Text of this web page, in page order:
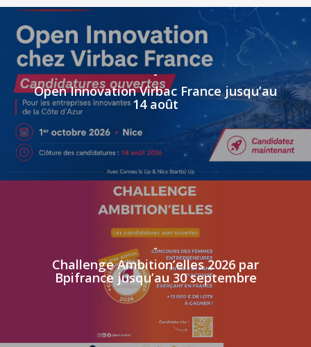
-
Open Innovation Virbac France jusqu’au
14 août
-
Challenge Ambition’elles 2026 par
Bpifrance jusqu’au 30 septembre